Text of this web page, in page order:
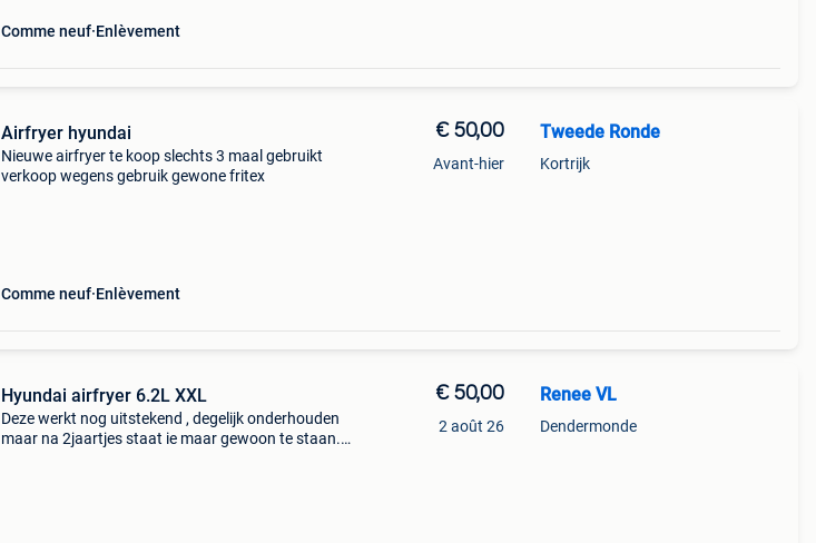
Comme neuf Enlèvement
Airfryer hyundai
Nieuwe airfryer te koop slechts 3 maal gebruikt
verkoop wegens gebruik gewone fritex
Comme neuf Enlèvement
€ 50,00
Avant-hier
Tweede Ronde
Kortrijk
Hyundai airfryer 6.2L XXL
Deze werkt nog uitstekend , degelijk onderhouden
maar na 2jaartjes staat ie maar gewoon te staan.
€ 50,00
2 août 26
Renee VL
Dendermonde